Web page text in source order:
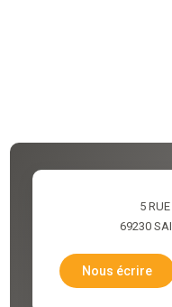
5
69230
Nous écrire